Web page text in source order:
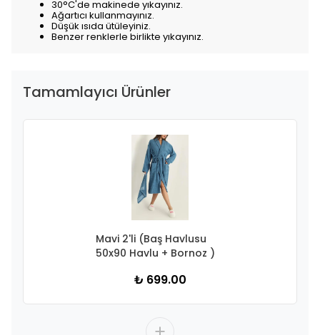
30°C'de makinede yıkayınız.
Ağartıcı kullanmayınız.
Düşük ısıda ütüleyiniz.
Benzer renklerle birlikte yıkayınız.
Tamamlayıcı Ürünler
Mavi 2'li (Baş Havlusu
50x90 Havlu + Bornoz )
₺ 699.00